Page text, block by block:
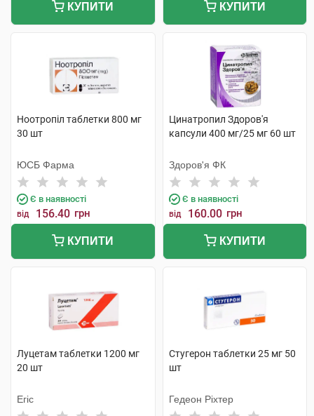
КУПИТИ КУПИТИ
Ноотропіл таблетки 800 мг
30 шт
ЮСБ Фарма
Є в наявності
від 156.40 грн
КУПИТИ
Цинатропил Здоров'я
капсули 400 мг/25 мг 60 шт
Здоров'я ФК
Є в наявності
від 160.00 грн
КУПИТИ
Луцетам таблетки 1200 мг
20 шт
Егіс
Стугерон таблетки 25 мг 50
шт
Гедеон Ріхтер